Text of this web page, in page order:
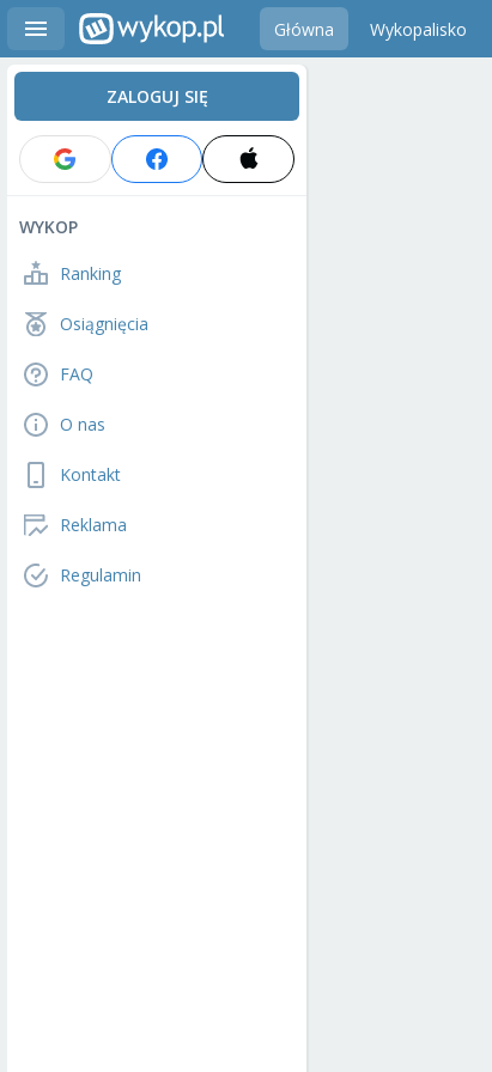
Główna Wykopalisko
ZALOGUJ SIĘ
WYKOP
Ranking
Osiągnięcia
FAQ
O nas
Kontakt
Reklama
Regulamin